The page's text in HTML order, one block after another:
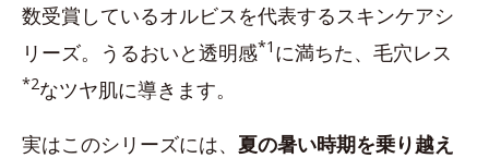
数受賞しているオルビスを代表するスキンケアシ
リーズ。うるおいと透明感*1 に満ちた、毛穴レス
*2なツヤ肌に導きます。
実はこのシリーズには、 夏の暑い時期を乗り越え